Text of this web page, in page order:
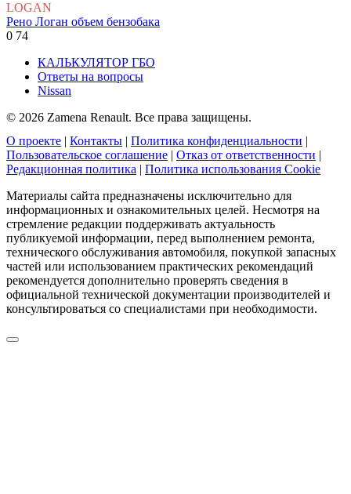
LOGAN
Рено Логан объем бензобака
0 74
КАЛЬКУЛЯТОР ГБО
Ответы на вопросы
Nissan
© 2026 Zamena Renault. Все права защищены.
О проекте | Контакты | Политика конфиденциальности |
Пользовательское соглашение | Отказ от ответственности |
Редакционная политика | Политика использования Cookie
Материалы сайта предназначены исключительно для
информационных и ознакомительных целей. Несмотря на
стремление редакции поддерживать актуальность
публикуемой информации, перед выполнением ремонта,
технического обслуживания автомобиля, покупкой запасных
частей или использованием практических рекомендаций
рекомендуется дополнительно проверять сведения в
официальной технической документации производителей и
консультироваться со специалистами при необходимости.